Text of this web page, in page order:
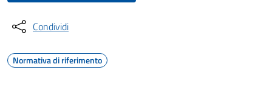
Condividi
Normativa di riferimento